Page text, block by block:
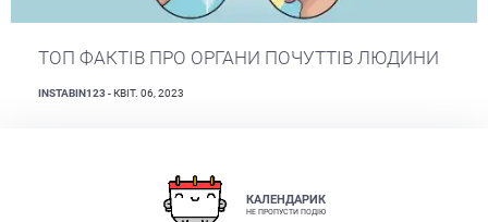
ТОП ФАКТІВ ПРО ОРГАНИ ПОЧУТТІВ ЛЮДИНИ
INSTABIN123 - КВІТ. 06, 2023
КАЛЕНДАРИК
НЕ ПРОПУСТИ ПОДІЮ